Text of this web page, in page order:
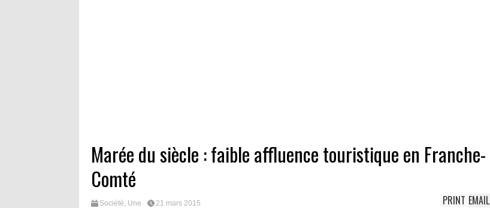
Marée du siècle : faible affluence touristique en Franche-
Comté
Société, Une 21 mars 2015 EMAIL
PRINT